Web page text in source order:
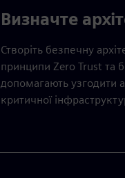
Визначте
Створіть безпечну
принципи Zero Trust та
допомагають узгодити
критичної